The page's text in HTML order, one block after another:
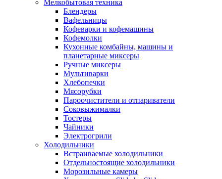
Мелкобытовая техника
Блендеры
Вафельницы
Кофеварки и кофемашины
Кофемолки
Кухонные комбайны, машины и
планетарные миксеры
Ручные миксеры
Мультиварки
Хлебопечки
Мясорубки
Пароочистители и отпариватели
Соковыжималки
Тостеры
Чайники
Электрогрили
Холодильники
Встраиваемые холодильники
Отдельностоящие холодильники
Морозильные камеры